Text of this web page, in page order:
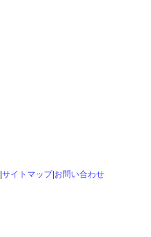
サイトマップ| お問い合わせ